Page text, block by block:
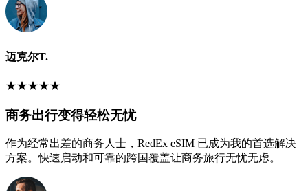
迈克尔T.
★★★★★
商务出行变得轻松无忧
作为经常出差的商务人士，RedEx eSIM 已成为我的首选解决
方案。快速启动和可靠的跨国覆盖让商务旅行无忧无虑。